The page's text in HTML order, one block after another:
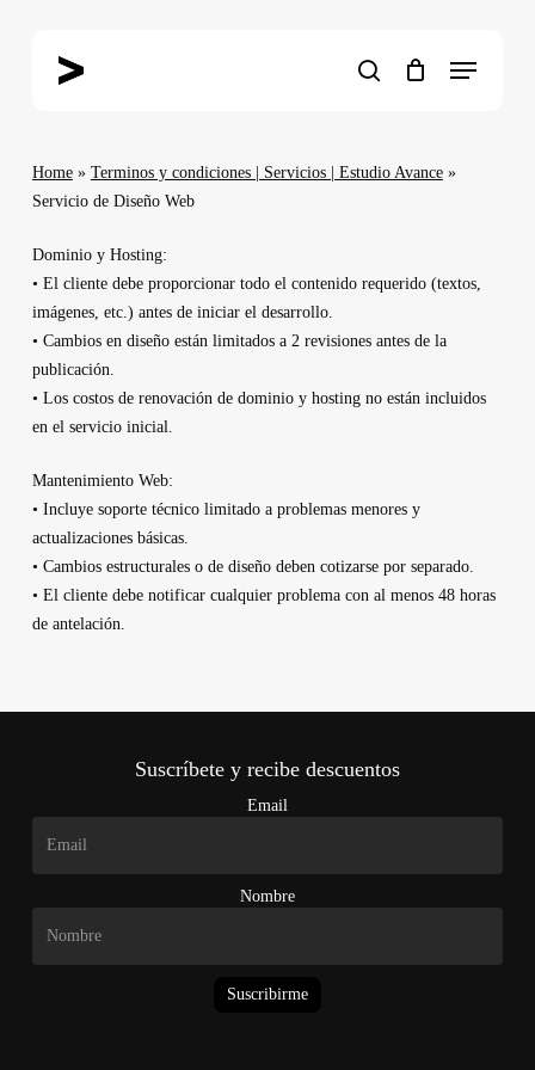
search
Menu
Home» Terminos y condiciones | Servicios | Estudio Avance»
Servicio de Diseño Web
Dominio y Hosting:
• El cliente debe proporcionar todo el contenido requerido (textos,
imágenes, etc.) antes de iniciar el desarrollo.
• Cambios en diseño están limitados a 2 revisiones antes de la
publicación.
• Los costos de renovación de dominio y hosting no están incluidos
en el servicio inicial.
Mantenimiento Web:
• Incluye soporte técnico limitado a problemas menores y
actualizaciones básicas.
• Cambios estructurales o de diseño deben cotizarse por separado.
• El cliente debe notificar cualquier problema con al menos 48 horas
de antelación.
Suscríbete y recibe descuentos
Email
Nombre
Suscribirme